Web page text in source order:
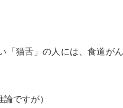
猫舌」の人には、食道が
ですが）